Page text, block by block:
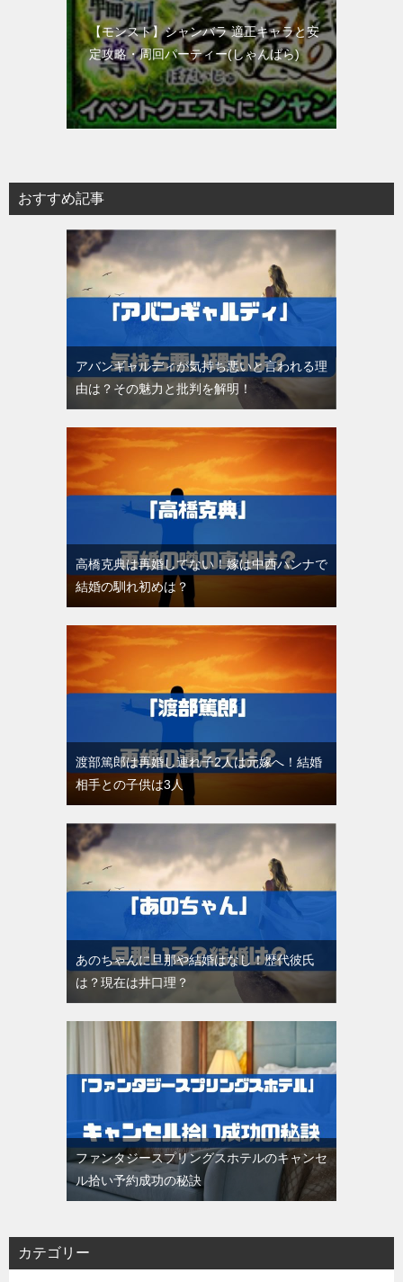
【モンスト】シャンバラ 適正キャラと安
定攻略・周回パーティー(しゃんばら)
おすすめ記事
アバンギャルディが気持ち悪いと言われる理
由は？その魅力と批判を解明！
高橋克典は再婚してない！嫁は中西ハンナで
結婚の馴れ初めは？
渡部篤郎は再婚し連れ子2人は元嫁へ！結婚
相手との子供は3人
あのちゃんに旦那や結婚はなし！歴代彼氏
は？現在は井口理？
ファンタジースプリングスホテルのキャンセ
ル拾い予約成功の秘訣
カテゴリー